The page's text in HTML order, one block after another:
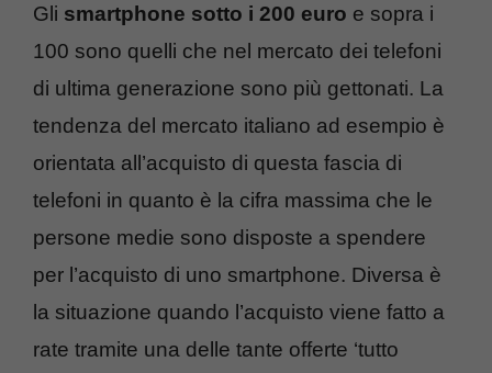
Gli smartphone sotto i 200 euro e sopra i
100 sono quelli che nel mercato dei telefoni
di ultima generazione sono più gettonati. La
tendenza del mercato italiano ad esempio è
orientata all’acquisto di questa fascia di
telefoni in quanto è la cifra massima che le
persone medie sono disposte a spendere
per l’acquisto di uno smartphone. Diversa è
la situazione quando l’acquisto viene fatto a
rate tramite una delle tante offerte ‘tutto